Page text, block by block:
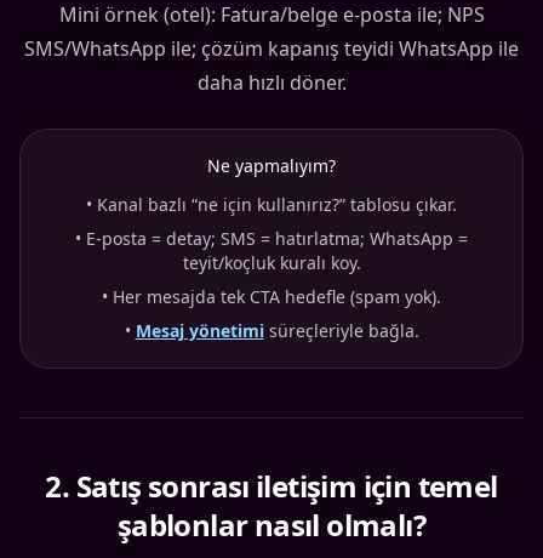
Mini örnek (otel): Fatura/belge e-posta ile; NPS
SMS/WhatsApp ile; çözüm kapanış teyidi WhatsApp ile
daha hızlı döner.
Ne yapmalıyım?
• Kanal bazlı “ne için kullanırız?” tablosu çıkar.
• E-posta = detay; SMS = hatırlatma; WhatsApp =
teyit/koçluk kuralı koy.
• Her mesajda tek CTA hedefle (spam yok).
• Mesaj yönetimisüreçleriyle bağla.
2. Satış sonrası iletişim için temel
şablonlar nasıl olmalı?